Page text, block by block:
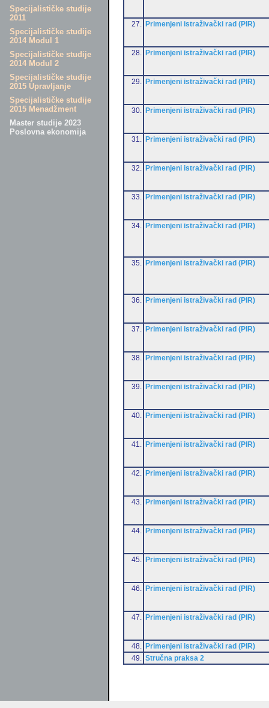
Specijalističke studije
2011
Specijalističke studije
2014 Modul 1
Specijalističke studije
2014 Modul 2
Specijalističke studije
2015 Upravljanje
Specijalističke studije
2015 Menadžment
Master studije 2023
Poslovna ekonomija
27. Primenjeni istraživački rad (PIR)
28. Primenjeni istraživački rad (PIR)
29. Primenjeni istraživački rad (PIR)
30. Primenjeni istraživački rad (PIR)
31. Primenjeni istraživački rad (PIR)
32. Primenjeni istraživački rad (PIR)
33. Primenjeni istraživački rad (PIR)
34. Primenjeni istraživački rad (PIR)
35. Primenjeni istraživački rad (PIR)
36. Primenjeni istraživački rad (PIR)
37. Primenjeni istraživački rad (PIR)
38. Primenjeni istraživački rad (PIR)
39. Primenjeni istraživački rad (PIR)
40. Primenjeni istraživački rad (PIR)
41. Primenjeni istraživački rad (PIR)
42. Primenjeni istraživački rad (PIR)
43. Primenjeni istraživački rad (PIR)
44. Primenjeni istraživački rad (PIR)
45. Primenjeni istraživački rad (PIR)
46. Primenjeni istraživački rad (PIR)
47. Primenjeni istraživački rad (PIR)
48.
Primenjeni istraživački rad (PIR)
49.
Stručna praksa 2